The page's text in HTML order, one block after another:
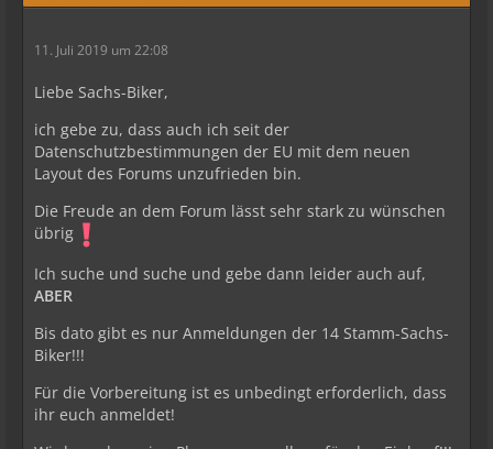
11. Juli 2019 um 22:08
Liebe Sachs-Biker,
ich gebe zu, dass auch ich seit der
Datenschutzbestimmungen der EU mit dem neuen
Layout des Forums unzufrieden bin.
Die Freude an dem Forum lässt sehr stark zu wünschen
übrig
Ich suche und suche und gebe dann leider auch auf,
ABER
Bis dato gibt es nur Anmeldungen der 14 Stamm-Sachs-
Biker!!!
Für die Vorbereitung ist es unbedingt erforderlich, dass
ihr euch anmeldet!